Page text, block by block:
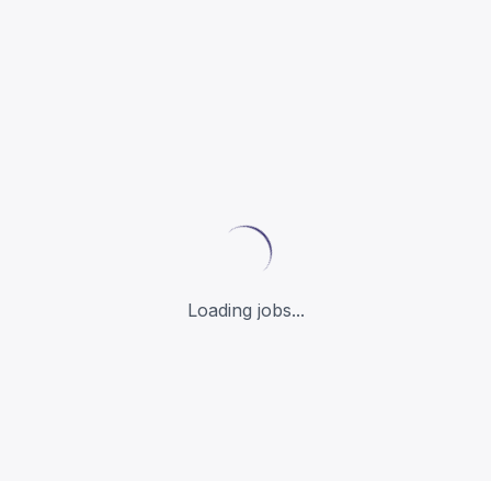
Loading jobs...